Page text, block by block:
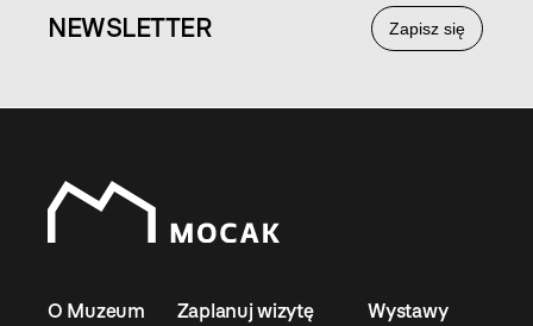
Zapisz się
NEWSLETTER
O Muzeum Zaplanuj wizytę Wystawy